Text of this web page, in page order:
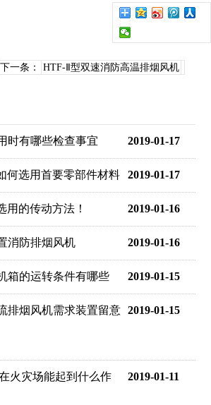
下一条： HTF-Ⅱ型双速消防高温排烟风机
2019-01-17
时有哪些检查事宜
2019-01-17
何选用首要零部件材料
2019-01-16
用的传动方法！
2019-01-16
消防排烟风机
2019-01-15
箱的运转条件有哪些
2019-01-15
排烟风机需求装置留意
2019-01-11
火灾场能起到什么作